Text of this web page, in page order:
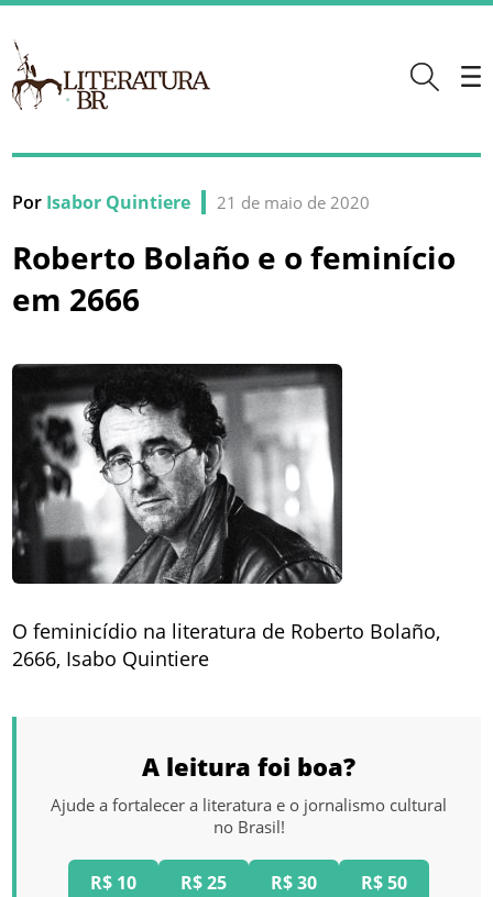
Por Isabor Quintiere 21 de maio de 2020
Roberto Bolaño e o feminício
em 2666
O feminicídio na literatura de Roberto Bolaño,
2666, Isabo Quintiere
A leitura foi boa?
Ajude a fortalecer a literatura e o jornalismo cultural
no Brasil!
R$ 10 R$ 25 R$ 30 R$ 50